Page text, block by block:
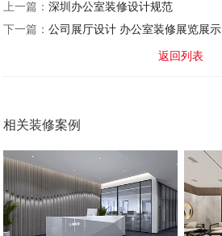
上一篇：深圳办公室装修设计规范
下一篇：公司展厅设计 办公室装修展览展示
返回列表
相关装修案例